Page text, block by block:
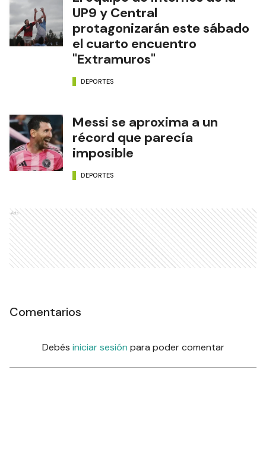
UP9 y Central
protagonizarán este sábado
el cuarto encuentro
"Extramuros"
DEPORTES
Messi se aproxima a un
récord que parecía
imposible
DEPORTES
Ads
Comentarios
Debés iniciar sesión para poder comentar